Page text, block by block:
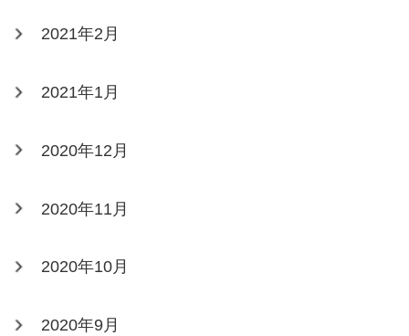
2021年2月
2021年1月
2020年12月
2020年11月
2020年10月
2020年9月